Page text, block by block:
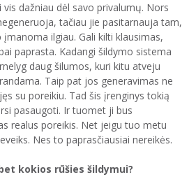
vis dažniau dėl savo privalumų. Nors
tačiau jie pasitarnauja tam,
ilgiau. Gali kilti klausimas,
paprasta. Kadangi šildymo sistema
daug šilumos, kuri kitu atveju
Taip pat jos generavimas ne
su poreikiu. Tad šis įrenginys tokią
pasaugoti. Ir tuomet ji bus
realus poreikis. Net jeigu tuo metu
Nes to paprasčiausiai nereikės.
kokios rūšies šildymui?